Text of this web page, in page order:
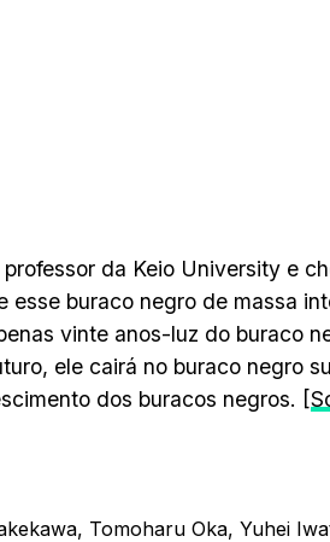
da Keio University e
esse buraco negro de massa
vinte anos-luz do buraco
ele cairá no buraco negro
dos buracos negros. [
Tomoharu Oka, Yuhei